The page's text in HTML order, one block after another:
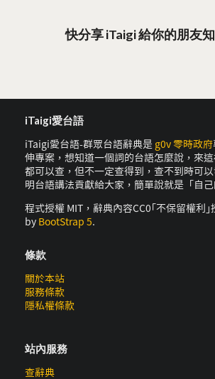
快分享 iTaigi 給你的朋友知
iTaigi愛台語
iTaigi愛台語-群眾台語辭典是 g0v 零時政府
伸專案，想知道一個詞的台語怎麼說，來
都可以查，但不一定查得到，查不到時可
明台語講法貢獻給大家，簡單說就是「自
程式授權 MIT，辭典內容CC0｢不保留權利
by BootStrap 5.
條款
關於本站
服務條款
隱私權條款
站內服務
查辭典